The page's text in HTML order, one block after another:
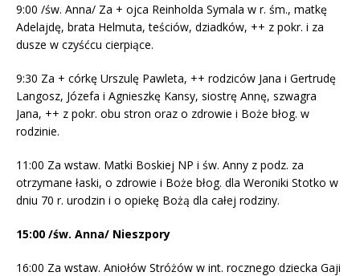
9:00 /św. Anna/ Za + ojca Reinholda Symala w r. śm., matkę
Adelajdę, brata Helmuta, teściów, dziadków, ++ z pokr. i za
dusze w czyśćcu cierpiące.
9:30 Za + córkę Urszulę Pawleta, ++ rodziców Jana i Gertrudę
Langosz, Józefa i Agnieszkę Kansy, siostrę Annę, szwagra
Jana, ++ z pokr. obu stron oraz o zdrowie i Boże błog. w
rodzinie.
11:00 Za wstaw. Matki Boskiej NP i św. Anny z podz. za
otrzymane łaski, o zdrowie i Boże błog. dla Weroniki Stotko w
dniu 70 r. urodzin i o opiekę Bożą dla całej rodziny.
15:00 /św. Anna/ Nieszpory
16:00 Za wstaw. Aniołów Stróżów w int. rocznego dziecka Gaji